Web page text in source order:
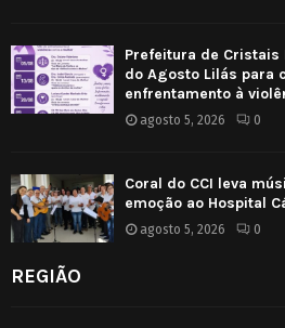
Prefeitura de Cristais
do Agosto Lilás para
enfrentamento à
agosto 5, 2026 0
Coral do CCI leva
emoção ao Hospital
agosto 5, 2026 0
REGIÃO